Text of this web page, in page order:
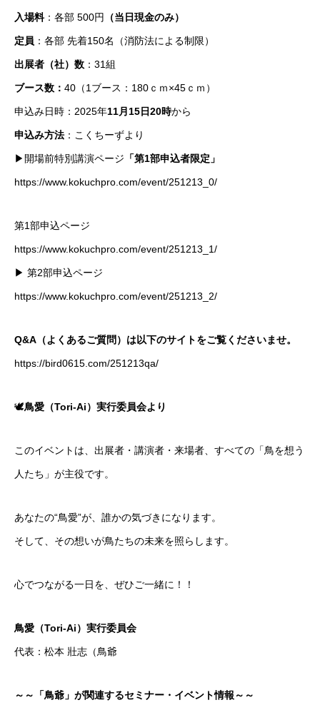
入場料：各部 500円 （当日現金のみ）
定員 ：各部 先着150名（消防法による制限）
出展者（社）数 ：31組
ブース数： 40（1ブース：180ｃｍ×45ｃｍ）
申込み日時：2025年11月15日20時から
申込み方法 ：こくちーずより
▶開場前特別講演ページ 「第1部申込者限定」
https://www.kokuchpro.com/event/251213_0/
第1部申込ページ
https://www.kokuchpro.com/event/251213_1/
▶ 第2部申込ページ
https://www.kokuchpro.com/event/251213_2/
Q&A（よくあるご質問）は以下のサイトをご覧くださいませ。
https://bird0615.com/251213qa/
🕊鳥愛（Tori-Ai）実行委員会より
このイベントは、出展者・講演者・来場者、すべての「鳥を想う
人たち」が主役です。
あなたの“鳥愛”が、誰かの気づきになります。
そして、その想いが鳥たちの未来を照らします。
心でつながる一日を、ぜひご一緒に！！
鳥愛（Tori-Ai）実行委員会
代表：松本 壯志（鳥爺
～～「鳥爺」が関連するセミナー・イベント情報～～